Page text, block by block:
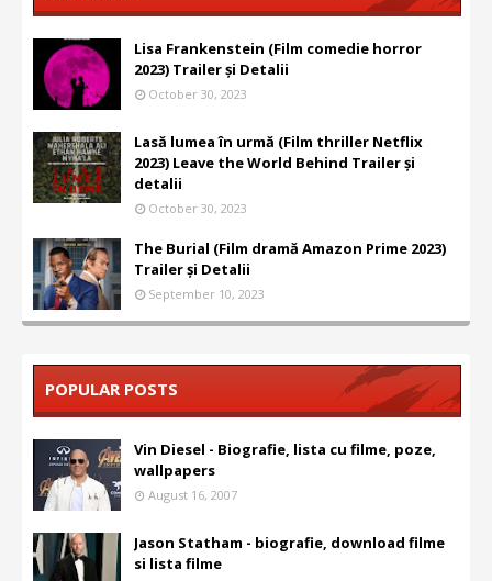
Lisa Frankenstein (Film comedie horror
2023) Trailer și Detalii
October 30, 2023
Lasă lumea în urmă (Film thriller Netflix
2023) Leave the World Behind Trailer și
detalii
October 30, 2023
The Burial (Film dramă Amazon Prime 2023)
Trailer și Detalii
September 10, 2023
POPULAR POSTS
Vin Diesel - Biografie, lista cu filme, poze,
wallpapers
August 16, 2007
Jason Statham - biografie, download filme
si lista filme